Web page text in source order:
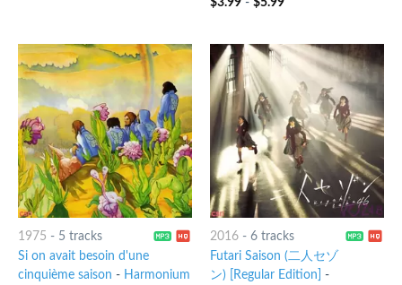
$3.99- $5.99
1975 - 5 tracks
Si on avait besoin d'une
cinquième saison - Harmonium
2016- 6 tracks
Futari Saison (二人セゾ
ン) [Regular Edition]
-